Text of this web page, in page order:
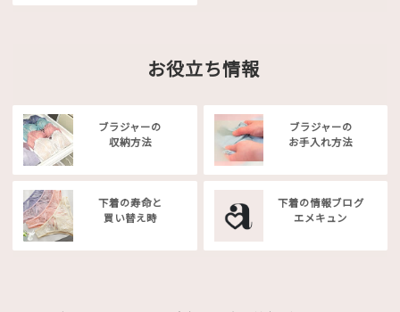
お役立ち情報
ブラジャーの
収納方法
ブラジャーの
お手入れ方法
下着の寿命と
買い替え時
下着の情報ブログ
エメキュン